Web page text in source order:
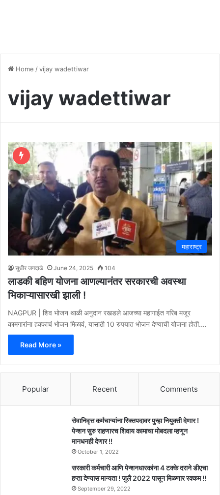
Home /vijay wadettiwar
vijay wadettiwar
महाराष्ट्र
सुधीर जगदाळे June 24, 2025 104
लाडकी बहिण योजना आणल्यानंतर सरकारची अवस्था
भिकाऱ्यासारखी झाली !
NAGPUR | शिव भोजन थाळी अनुदान रखडले आजच्या महागाईत गरिब मजूर
कामगारांना हक्काचं भोजन मिळावं, यासाठी 10 रुपयात भोजन देण्याची योजना होती.…
Read More »
Popular Recent Comments
सेवानिवृत्त कर्मचाऱ्यांना रिक्तपदावर पुन्हा नियुक्ती देणार !
पेन्शन सुरु राहणारच शिवाय कामाचा मोबदला म्हणून
मानधनही देणार !!
October 1, 2022
सरकारी कर्मचारी आणि पेन्शनधारकांना 4 टक्के दराने डीएचा
हप्ता देण्यास मान्यता ! जुलै 2022 पासून मिळणार रक्कम !!
September 29, 2022